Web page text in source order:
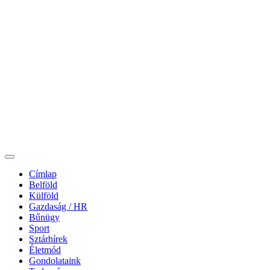
Címlap
Belföld
Külföld
Gazdaság / HR
Bűnügy
Sport
Sztárhírek
Életmód
Gondolataink